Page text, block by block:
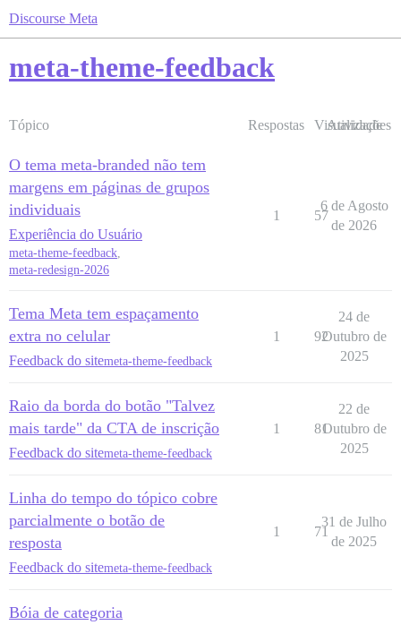
Discourse Meta
meta-theme-feedback
Tópico Respostas Visualizações
Atividade
O tema meta-branded não tem
margens em páginas de grupos
individuais
Experiência do Usuário
meta-theme-feedback,
meta-redesign-2026
1 57
6 de Agosto
de 2026
Tema Meta tem espaçamento
extra no celular
Feedback do sitemeta-theme-feedback
1 92
24 de
Outubro de
2025
Raio da borda do botão "Talvez
mais tarde" da CTA de inscrição
Feedback do sitemeta-theme-feedback
1 81
22 de
Outubro de
2025
Linha do tempo do tópico cobre
parcialmente o botão de
resposta
Feedback do sitemeta-theme-feedback
1 71
31 de Julho
de 2025
Bóia de categoria